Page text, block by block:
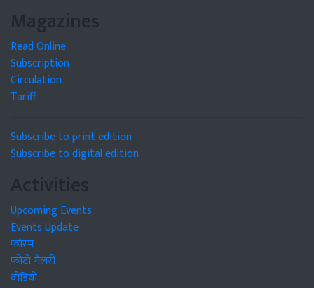
Magazines
Read Online
Subscription
Circulation
Tariff
Subscribe to print edition
Subscribe to digital edition
Activities
Upcoming Events
Events Update
फोरम
फोटो गैलरी
वीडियो